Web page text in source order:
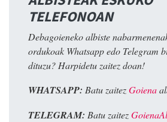
TELEFONOAN
Debagoieneko albiste
ordukoak Whatsapp edo Telegram
dituzu? Harpidetu zaitez doan!
WHATSAPP: Batu zaitezGoiena
TELEGRAM: Batu zaitez